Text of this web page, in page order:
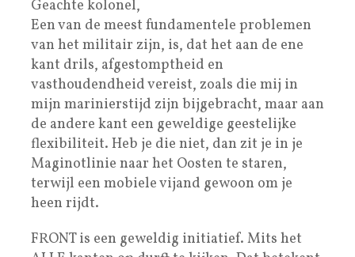
Geachte kolonel,
Een van de meest fundamentele problemen
van het militair zijn, is, dat het aan de ene
kant drils, afgestomptheid en
vasthoudendheid vereist, zoals die mij in
mijn marinierstijd zijn bijgebracht, maar aan
de andere kant een geweldige geestelijke
flexibiliteit. Heb je die niet, dan zit je in je
Maginotlinie naar het Oosten te staren,
terwijl een mobiele vijand gewoon om je
heen rijdt.
FRONT is een geweldig initiatief. Mits het